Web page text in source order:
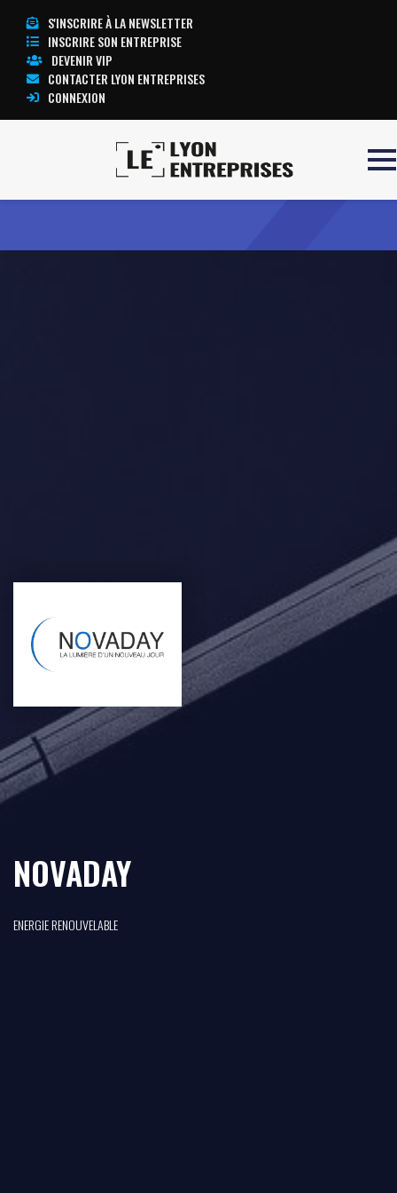
S'INSCRIRE À LA NEWSLETTER
INSCRIRE SON ENTREPRISE
DEVENIR VIP
CONTACTER LYON ENTREPRISES
CONNEXION
NOVADAY
ENERGIE RENOUVELABLE